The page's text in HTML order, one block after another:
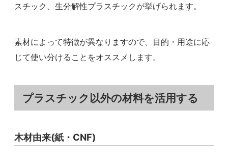
スチック、生分解性プラスチックが挙げられます。
素材によって特徴が異なりますので、目的・用途に応
じて使い分けることをオススメします。
プラスチック以外の材料を活用する
木材由来(紙・CNF)